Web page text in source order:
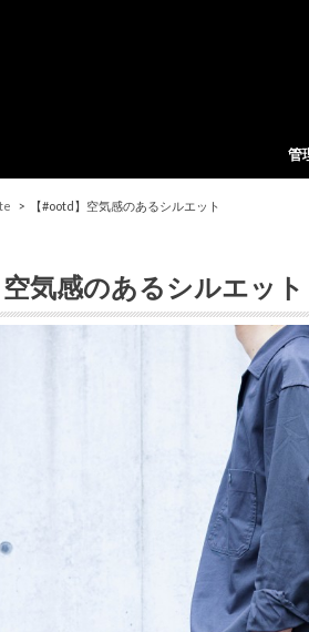
管
【#ootd】空気感のあるシルエット
空気感のあるシルエット